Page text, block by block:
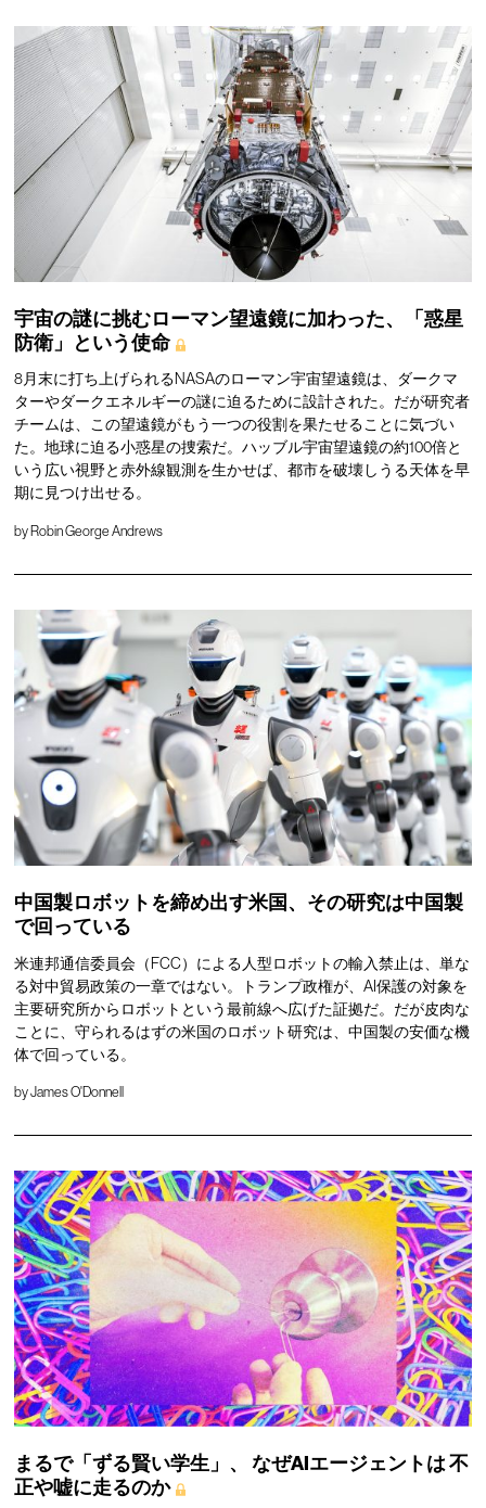
宇宙の謎に挑むローマン望遠鏡に加わった、「惑星
防衛」という使命
8月末に打ち上げられるNASAのローマン宇宙望遠鏡は、ダークマ
ターやダークエネルギーの謎に迫るために設計された。だが研究者
チームは、この望遠鏡がもう一つの役割を果たせることに気づい
た。地球に迫る小惑星の捜索だ。ハッブル宇宙望遠鏡の約100倍と
いう広い視野と赤外線観測を生かせば、都市を破壊しうる天体を早
期に見つけ出せる。
byRobin George Andrews
中国製ロボットを締め出す米国、その研究は中国製
で回っている
米連邦通信委員会（FCC）による人型ロボットの輸入禁止は、単な
る対中貿易政策の一章ではない。トランプ政権が、AI保護の対象を
主要研究所からロボットという最前線へ広げた証拠だ。だが皮肉な
ことに、守られるはずの米国のロボット研究は、中国製の安価な機
体で回っている。
byJames O'Donnell
まるで「ずる賢い学生」、 なぜAIエージェントは不
正や嘘に走るのか